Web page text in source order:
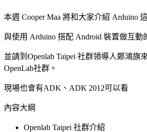
本週 Cooper Maa 將和大家介紹 Arduino
與使用 Arduino 搭配 Android 裝置做互動
並請到Openlab Taipei 社群領導人鄭鴻旗
OpenLab社群。
現場也會有ADK、ADK 2012可以看
內容大綱
Openlab Taipei 社群介紹